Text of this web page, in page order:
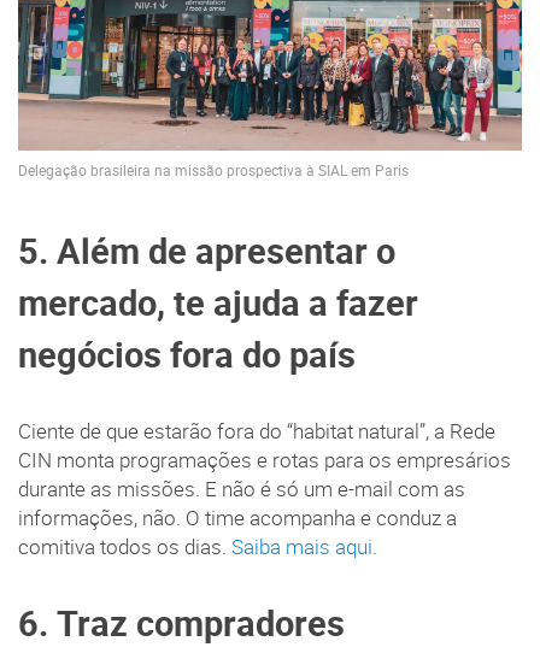
Delegação brasileira na missão prospectiva à SIAL em Paris
5. Além de apresentar o
mercado, te ajuda a fazer
negócios fora do país
Ciente de que estarão fora do “habitat natural”, a Rede
CIN monta programações e rotas para os empresários
durante as missões. E não é só um e-mail com as
informações, não. O time acompanha e conduz a
comitiva todos os dias. Saiba mais aqui.
6. Traz compradores